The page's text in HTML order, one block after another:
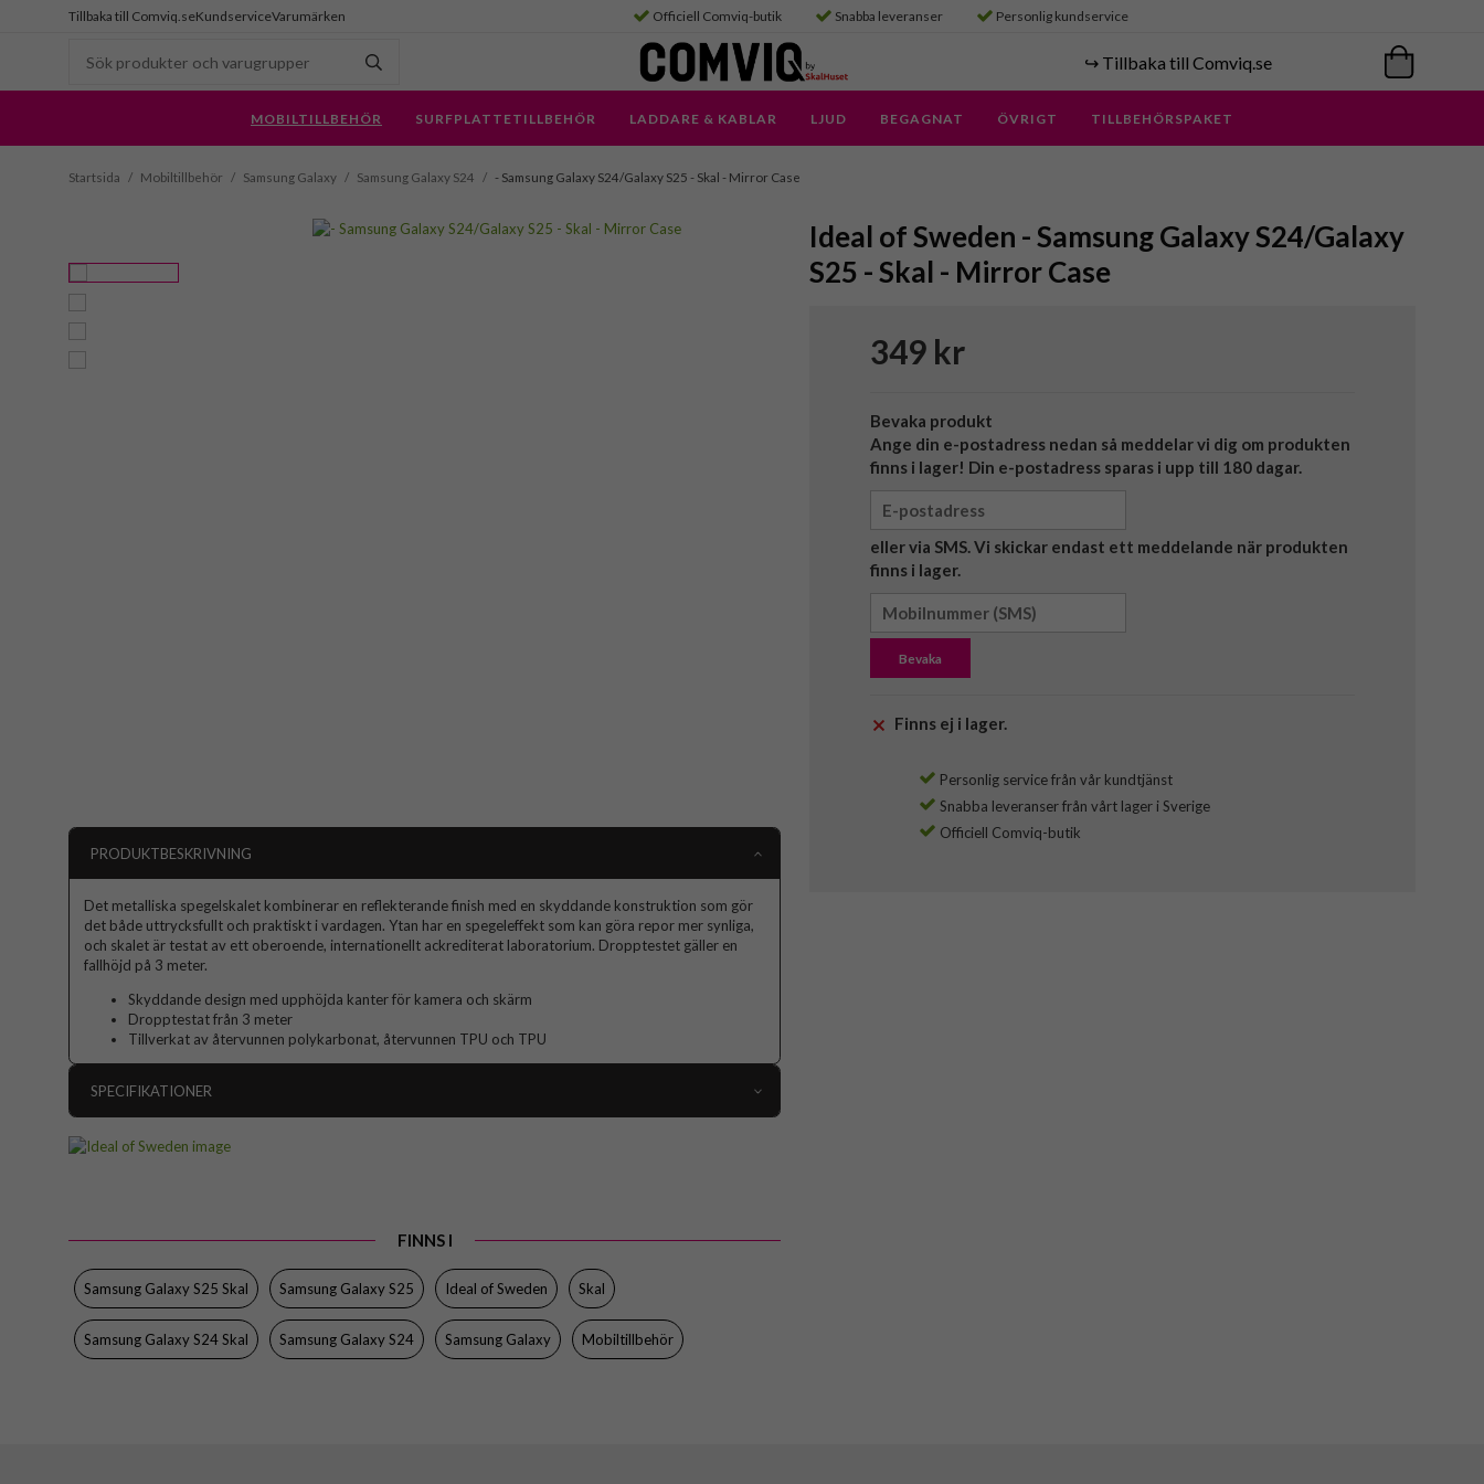
Tillbaka till Comviq.seKundserviceVarumärken Officiell Comviq-butik Snabba leveranser Personlig kundservice
↪️ Tillbaka till Comviq.se
MOBILTILLBEHÖR SURFPLATTETILLBEHÖR LADDARE & KABLAR LJUD BEGAGNAT ÖVRIGT TILLBEHÖRSPAKET
Startsida / Mobiltillbehör / Samsung Galaxy / Samsung Galaxy S24 / - Samsung Galaxy S24/Galaxy S25 - Skal - Mirror Case
Ideal of Sweden - Samsung Galaxy S24/Galaxy
S25 - Skal - Mirror Case
349 kr
Bevaka produkt
Ange din e-postadress nedan så meddelar vi dig om produkten
finns i lager! Din e-postadress sparas i upp till 180 dagar.
eller via SMS. Vi skickar endast ett meddelande när produkten
finns i lager.
Bevaka
Finns ej i lager.
Personlig service från vår kundtjänst
Snabba leveranser från vårt lager i Sverige
Officiell Comviq-butik
PRODUKTBESKRIVNING
Det metalliska spegelskalet kombinerar en reflekterande finish med en skyddande konstruktion som gör
det både uttrycksfullt och praktiskt i vardagen. Ytan har en spegeleffekt som kan göra repor mer synliga,
och skalet är testat av ett oberoende, internationellt ackrediterat laboratorium. Dropptestet gäller en
fallhöjd på 3 meter.
Skyddande design med upphöjda kanter för kamera och skärm
Dropptestat från 3 meter
Tillverkat av återvunnen polykarbonat, återvunnen TPU och TPU
SPECIFIKATIONER
Egenskaper
Trådlös laddning-kompatibel
Färg
Material
Hårdplast (PC), Mjukplast (TPU)
Varumärke
Ideal of Sweden
FINNS I
Samsung Galaxy S25 Skal Samsung Galaxy S25 Ideal of Sweden Skal
Samsung Galaxy S24 Skal Samsung Galaxy S24 Samsung Galaxy Mobiltillbehör